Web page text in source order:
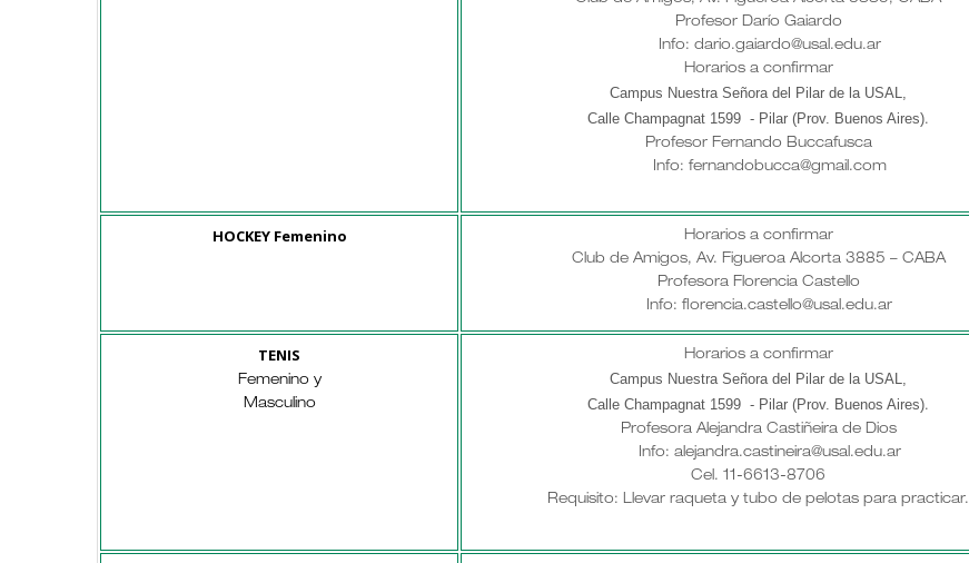
Profesor Darío Gaiardo
Info: dario.gaiardo@usal.edu.ar
Horarios a confirmar
Campus Nuestra Señora del Pilar de la USAL,
Calle Champagnat 1599 - Pilar (Prov. Buenos Aires).
Profesor Fernando Buccafusca
Info: fernandobucca@gmail.com
HOCKEY Femenino
Horarios a confirmar
Club de Amigos, Av. Figueroa Alcorta 3885 – CABA
Profesora Florencia Castello
Info: florencia.castello@usal.edu.ar
TENIS
Femenino y
Masculino
Horarios a confirmar
Campus Nuestra Señora del Pilar de la USAL,
Calle Champagnat 1599 - Pilar (Prov. Buenos Aires).
Profesora Alejandra Castiñeira de Dios
Info: alejandra.castineira@usal.edu.ar
Cel. 11-6613-8706
Requisito: Llevar raqueta y tubo de pelotas para practicar.